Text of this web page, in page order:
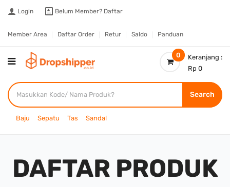
Login Belum Member? Daftar
Member Area Daftar Order Retur Saldo Panduan
0
Keranjang :
Rp 0
Search
Baju Sepatu Tas Sandal
DAFTAR PRODUK